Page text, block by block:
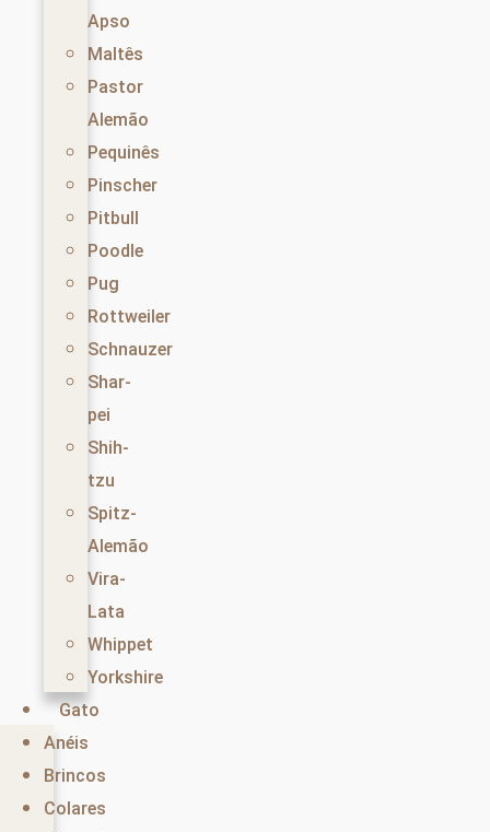
Apso
Maltês
Pastor
Alemão
Pequinês
Pinscher
Pitbull
Poodle
Pug
Rottweiler
Schnauzer
Shar-
pei
Shih-
tzu
Spitz-
Alemão
Vira-
Lata
Whippet
Yorkshire
Gato
Anéis
Brincos
Colares